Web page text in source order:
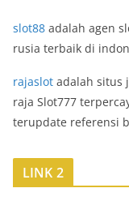
slot88 adalah agen
rusia terbaik di
rajaslot adalah situs
raja Slot777
terupdate referensi
LINK 2